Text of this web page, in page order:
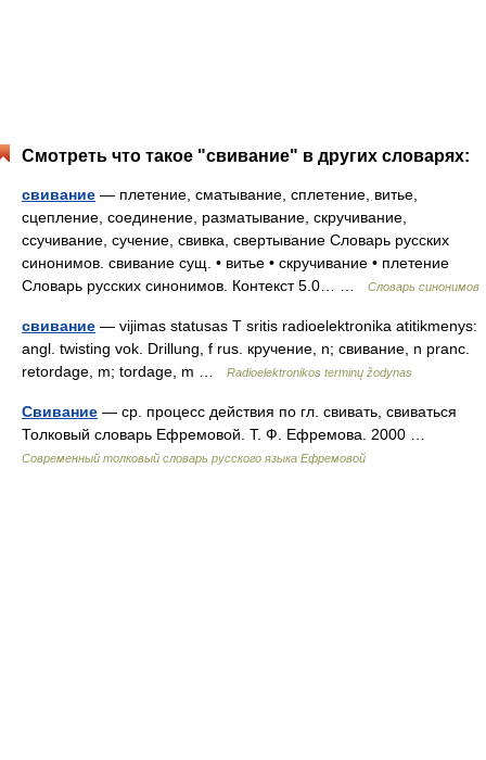
Смотреть что такое "свивание" в других словарях:
свивание — плетение, сматывание, сплетение, витье,
сцепление, соединение, разматывание, скручивание,
ссучивание, сучение, свивка, свертывание Словарь русских
синонимов. свивание сущ. • витье • скручивание • плетение
Словарь русских синонимов. Контекст 5.0… …
Словарь синонимов
свивание — vijimas statusas T sritis radioelektronika atitikmenys:
angl. twisting vok. Drillung, f rus. кручение, n; свивание, n pranc.
retordage, m; tordage, m …
Radioelektronikos terminų žodynas
Свивание — ср. процесс действия по гл. свивать, свиваться
Толковый словарь Ефремовой. Т. Ф. Ефремова. 2000 …
Современный толковый словарь русского языка Ефремовой